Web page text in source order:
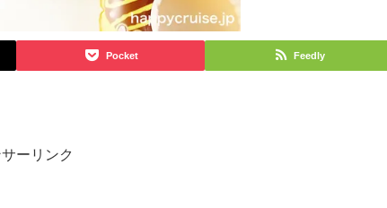
Pocket Feedly
ーリンク